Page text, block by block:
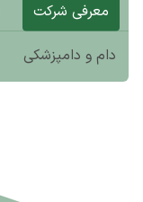
معرفی شرکت
دام و دامپزشکی